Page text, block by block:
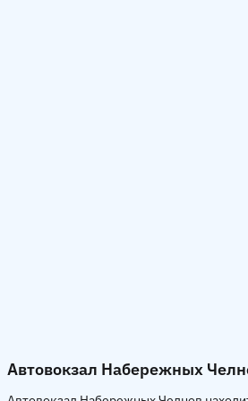
Автовокзал Набережных